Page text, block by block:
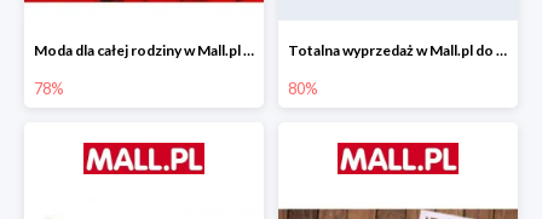
Moda dla całej rodziny w Mall.pl do -78%
78%
Totalna wyprzedaż w Mall.pl do -80%
80%